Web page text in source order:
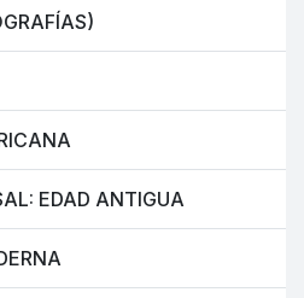
EDAD ANTIGUA